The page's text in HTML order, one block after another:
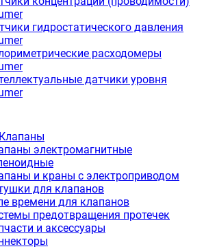
гидростатического давления
расходомеры
датчики уровня
Клапаны
электромагнитные
и краны с электроприводом
для клапанов
времени для клапанов
предотвращения протечек
и аксессуары